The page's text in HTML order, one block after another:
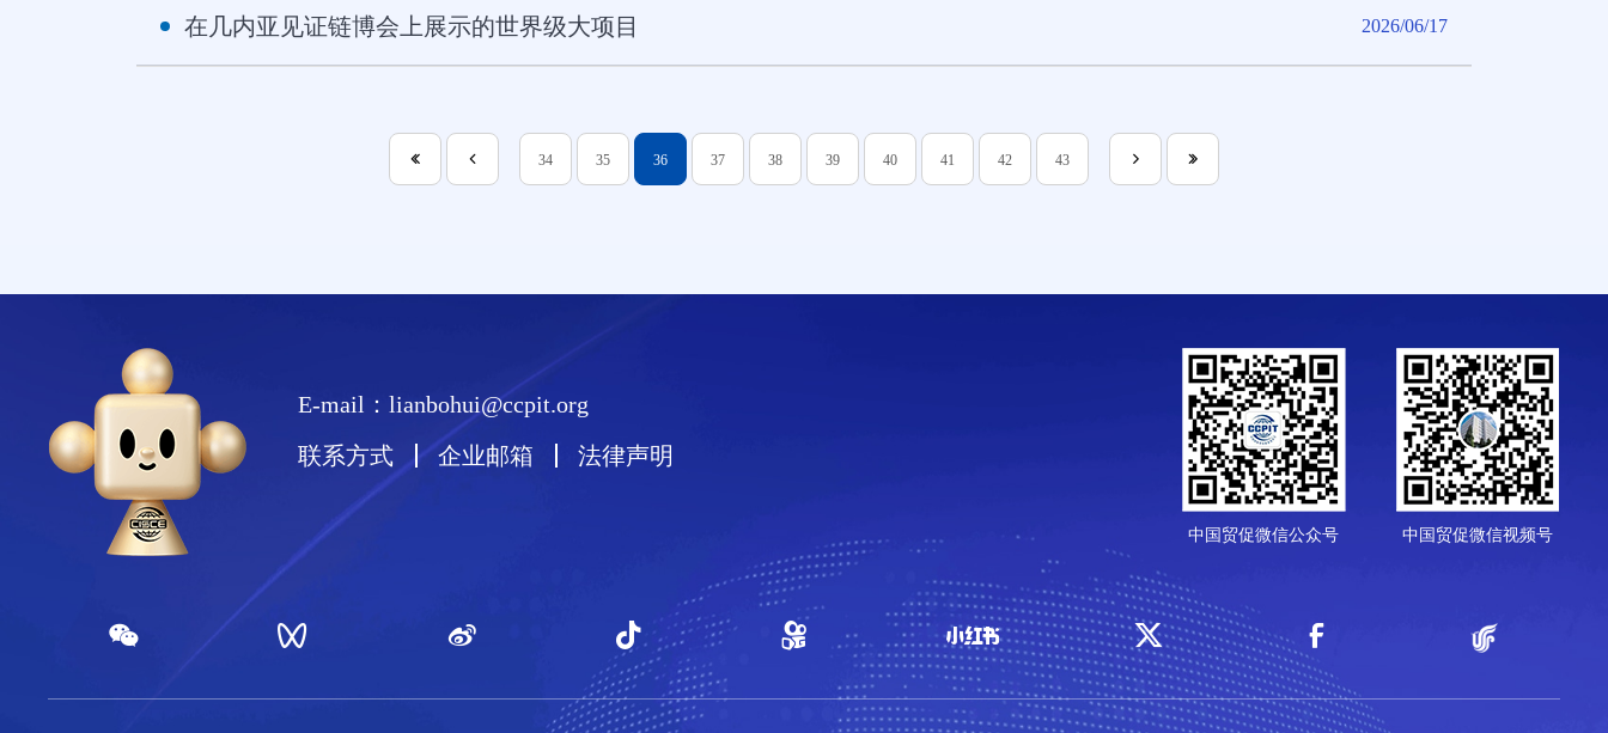
在几内亚见证链博会上展示的世界级大项目 2026/06/17
34 35 36 37 38 39 40 41 42 43
E-mail：lianbohui@ccpit.org
联系方式
企业邮箱 法律声明
中国贸促微信公众号 中国贸促微信视频号